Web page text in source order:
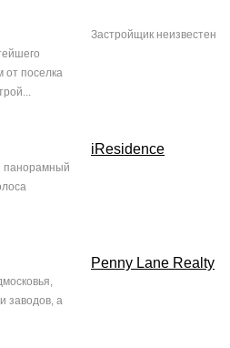
от поселка
Застройщик неизвестен
панорамный
iResidence
заводов, а
Penny Lane Realty